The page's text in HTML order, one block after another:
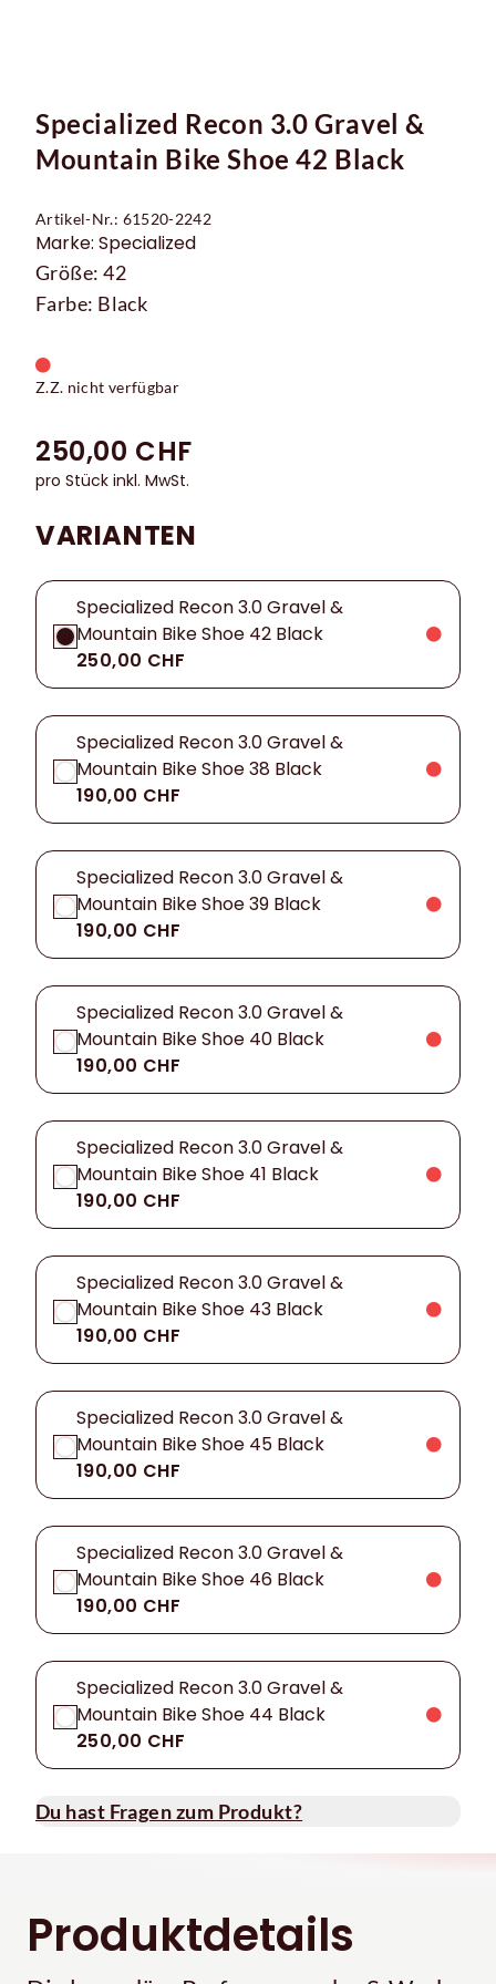
Specialized Recon 3.0 Gravel &
Mountain Bike Shoe 42 Black
Artikel-Nr.: 61520-2242
Marke: Specialized
Größe: 42
Farbe: Black
Z.Z. nicht verfügbar
250,00 CHF
pro Stück inkl. MwSt.
VARIANTEN
Specialized Recon 3.0 Gravel &
Mountain Bike Shoe 42 Black
250,00 CHF
Specialized Recon 3.0 Gravel &
Mountain Bike Shoe 38 Black
190,00 CHF
Specialized Recon 3.0 Gravel &
Mountain Bike Shoe 39 Black
190,00 CHF
Specialized Recon 3.0 Gravel &
Mountain Bike Shoe 40 Black
190,00 CHF
Specialized Recon 3.0 Gravel &
Mountain Bike Shoe 41 Black
190,00 CHF
Specialized Recon 3.0 Gravel &
Mountain Bike Shoe 43 Black
190,00 CHF
Specialized Recon 3.0 Gravel &
Mountain Bike Shoe 45 Black
190,00 CHF
Specialized Recon 3.0 Gravel &
Mountain Bike Shoe 46 Black
190,00 CHF
Specialized Recon 3.0 Gravel &
Mountain Bike Shoe 44 Black
250,00 CHF
Du hast Fragen zum Produkt?
Produktdetails